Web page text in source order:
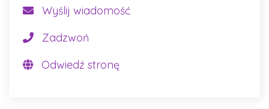
Wyślij wiadomość
Zadzwoń
Odwiedź stronę